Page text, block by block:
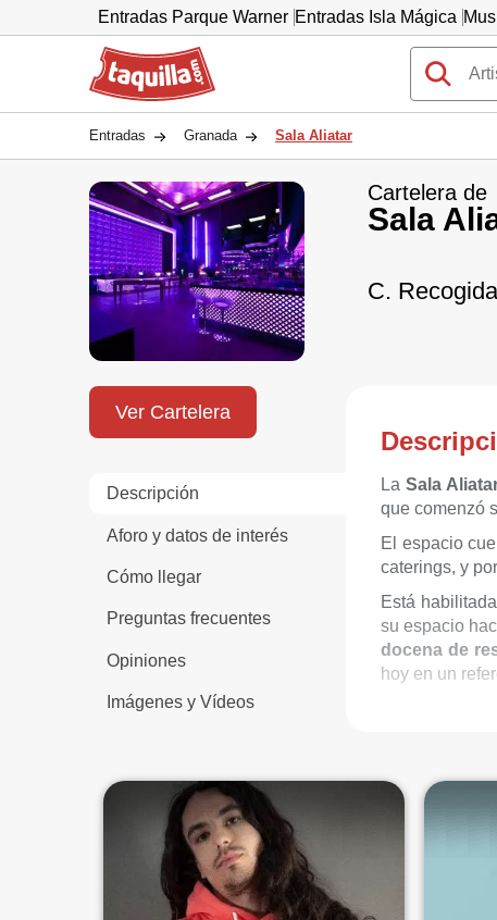
Entradas Parque Warner Entradas Isla Mágica
Taquilla.com
Entradas Granada Sala Aliatar
Cartelera de
Sala
C.
Ver Cartelera
Descripción
Aforo y datos de interés
Cómo llegar
Preguntas frecuentes
Opiniones
Imágenes y Vídeos
La Sala
que comenzó
El espacio
caterings, y
Está
su espacio
docena de
hoy en un